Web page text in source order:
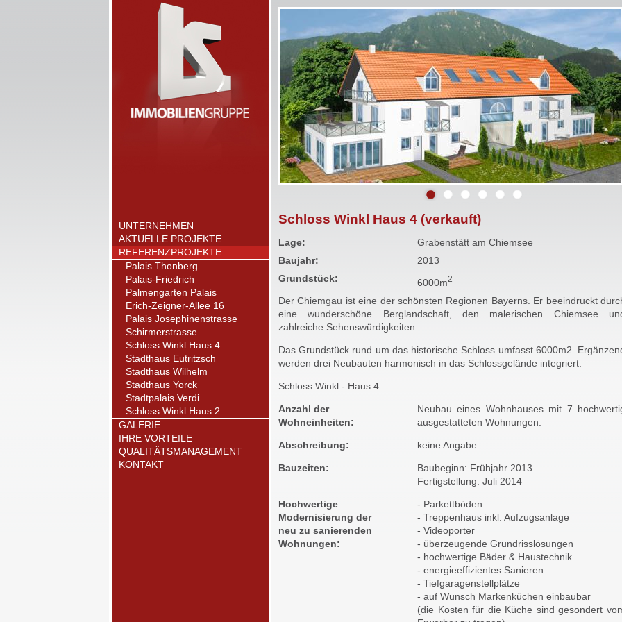
UNTERNEHMEN
AKTUELLE PROJEKTE
REFERENZPROJEKTE
Palais Thonberg
Palais-Friedrich
Palmengarten Palais
Erich-Zeigner-Allee 16
Palais Josephinenstrasse
Schirmerstrasse
Schloss Winkl Haus 4
Stadthaus Eutritzsch
Stadthaus Wilhelm
Stadthaus Yorck
Stadtpalais Verdi
Schloss Winkl Haus 2
GALERIE
IHRE VORTEILE
QUALITÄTSMANAGEMENT
KONTAKT
Schloss Winkl Haus 4 (verkauft)
Lage:
Grabenstätt am Chiemsee
Baujahr:
2013
Grundstück:
6000m2
Der Chiemgau ist eine der schönsten Regionen Bayerns. Er beeindruckt
eine wunderschöne Berglandschaft, den malerischen Chiemsee
zahlreiche Sehenswürdigkeiten.
Das Grundstück rund um das historische Schloss umfasst 6000m2.
werden drei Neubauten harmonisch in das Schlossgelände integriert.
Schloss Winkl - Haus 4:
Anzahl der
Wohneinheiten:
Neubau eines Wohnhauses mit 7
ausgestatteten Wohnungen.
Abschreibung: keine Angabe
Bauzeiten:
Baubeginn: Frühjahr 2013
Fertigstellung: Juli 2014
Hochwertige
Modernisierung der
neu zu sanierenden
Wohnungen:
- Parkettböden
- Treppenhaus inkl. Aufzugsanlage
- Videoporter
- überzeugende Grundrisslösungen
- hochwertige Bäder & Haustechnik
- energieeffizientes Sanieren
- Tiefgaragenstellplätze
- auf Wunsch Markenküchen einbaubar
(die Kosten für die Küche sind gesondert